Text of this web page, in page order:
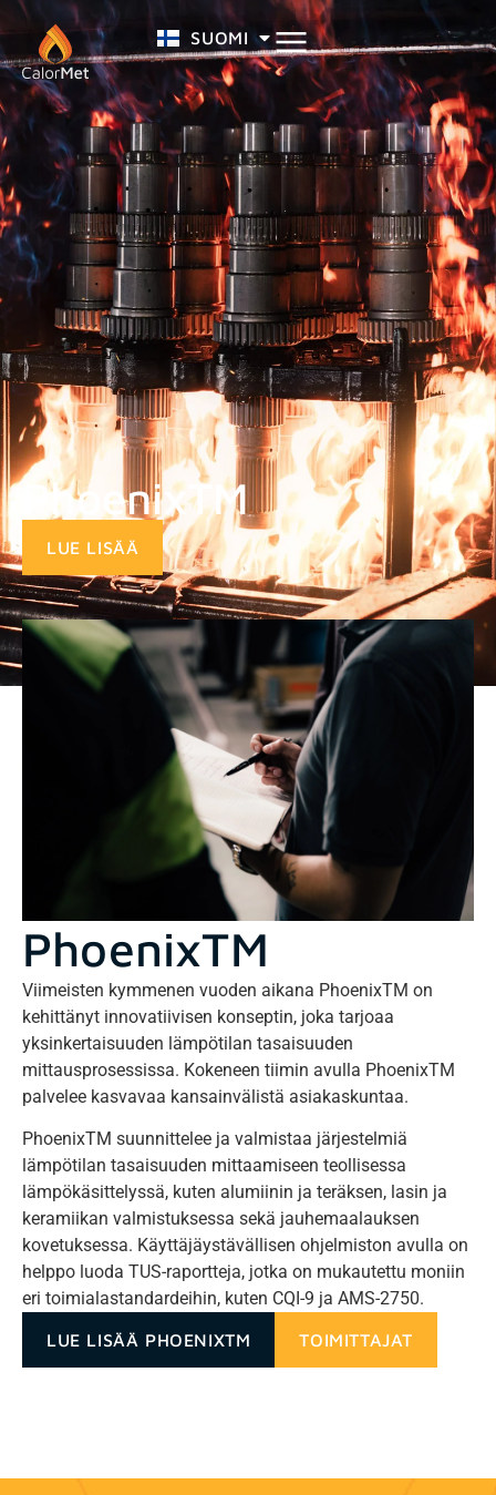
SUOMI
SVENSKA
PhoenixTM
LUE LISÄÄ
PhoenixTM
Viimeisten kymmenen vuoden aikana PhoenixTM on
kehittänyt innovatiivisen konseptin, joka tarjoaa
yksinkertaisuuden lämpötilan tasaisuuden
mittausprosessissa. Kokeneen tiimin avulla PhoenixTM
palvelee kasvavaa kansainvälistä asiakaskuntaa.
PhoenixTM suunnittelee ja valmistaa järjestelmiä
lämpötilan tasaisuuden mittaamiseen teollisessa
lämpökäsittelyssä, kuten alumiinin ja teräksen, lasin ja
keramiikan valmistuksessa sekä jauhemaalauksen
kovetuksessa. Käyttäjäystävällisen ohjelmiston avulla on
helppo luoda TUS-raportteja, jotka on mukautettu moniin
eri toimialastandardeihin, kuten CQI-9 ja AMS-2750.
LUE LISÄÄ PHOENIXTM TOIMITTAJAT